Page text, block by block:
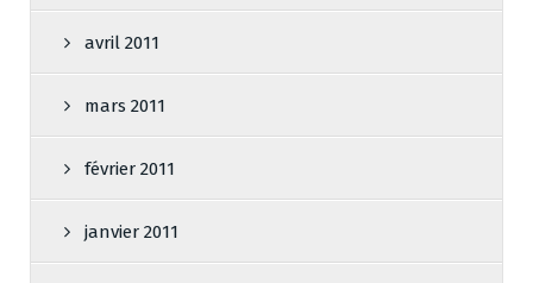
avril 2011
mars 2011
février 2011
janvier 2011